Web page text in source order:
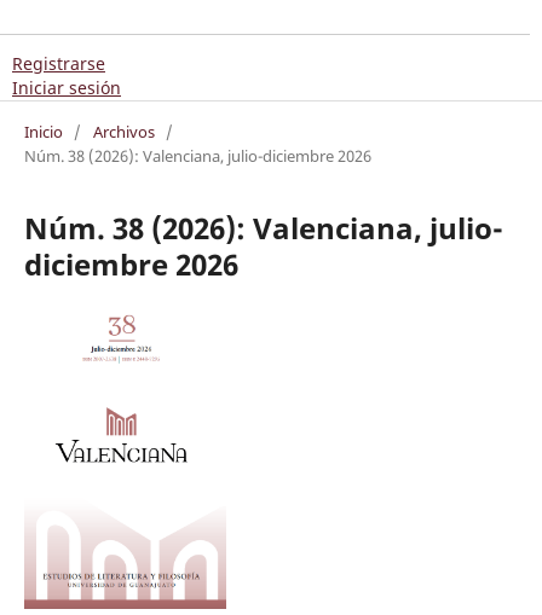
Registrarse
Iniciar sesión
Inicio / Archivos /
Núm. 38 (2026): Valenciana, julio-diciembre 2026
Núm. 38 (2026): Valenciana, julio-
diciembre 2026